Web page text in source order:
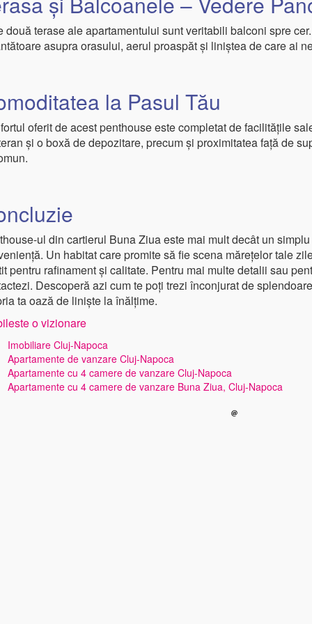
două terase ale apartamentului sunt veritabili balconi spre
asupra orasului, aerul proaspăt și liniștea de care ai
la Pasul Tău
oferit de acest penthouse este completat de facilitățile
și o boxă de depozitare, precum și proximitatea față de
ul din cartierul Buna Ziua este mai mult decât un
Un habitat care promite să fie scena mărețelor tale
pentru rafinament și calitate. Pentru mai multe detalii sau
Descoperă azi cum te poți trezi înconjurat de
ta oază de liniște la înălțime.
o vizionare
Imobiliare Cluj-Napoca
Apartamente de vanzare Cluj-Napoca
Apartamente cu 4 camere de vanzare Cluj-Napoca
Apartamente cu 4 camere de vanzare Buna Ziua, Cluj-Napoca